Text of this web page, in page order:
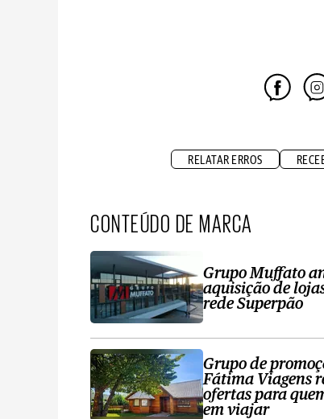
RELATAR ERROS
CONTEÚDO DE MARCA
Grupo Muffato
aquisição de
rede Superpão
Grupo de
Fátima Viagens
ofertas para
em viajar